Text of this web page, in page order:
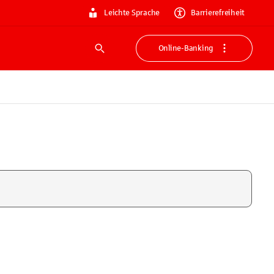
Leichte Sprache Barrierefreiheit
Suche
Online-Banking